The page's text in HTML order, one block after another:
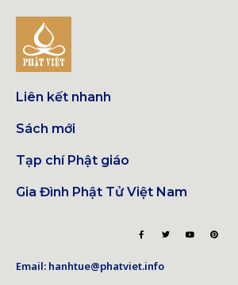
Liên kết nhanh
Sách mới
Tạp chí Phật giáo
Gia Đình Phật Tử Việt Nam
Email: hanhtue@phatviet.info